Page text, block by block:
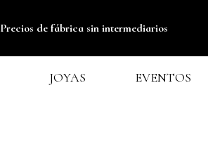
Precios de fábrica sin intermediarios
JOYAS EVENTOS